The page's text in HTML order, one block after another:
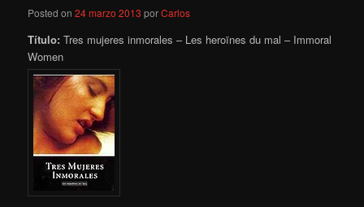
Posted on24 marzo 2013 porCarlos
Título: Tres mujeres inmorales – Les heroïnes du mal – Immoral
Women